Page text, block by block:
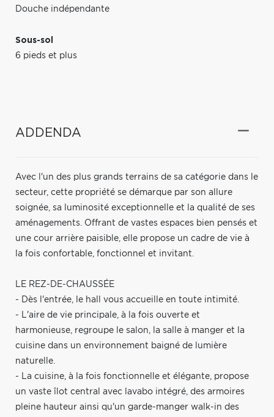
Douche indépendante
Sous-sol
6 pieds et plus
ADDENDA
Avec l'un des plus grands terrains de sa catégorie dans le
secteur, cette propriété se démarque par son allure
soignée, sa luminosité exceptionnelle et la qualité de ses
aménagements. Offrant de vastes espaces bien pensés et
une cour arrière paisible, elle propose un cadre de vie à
la fois confortable, fonctionnel et invitant.
LE REZ-DE-CHAUSSÉE
- Dès l'entrée, le hall vous accueille en toute intimité.
- L'aire de vie principale, à la fois ouverte et
harmonieuse, regroupe le salon, la salle à manger et la
cuisine dans un environnement baigné de lumière
naturelle.
- La cuisine, à la fois fonctionnelle et élégante, propose
un vaste îlot central avec lavabo intégré, des armoires
pleine hauteur ainsi qu'un garde-manger walk-in des